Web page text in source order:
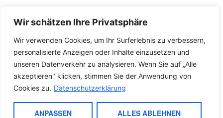
Wir schätzen Ihre Privatsphäre
Wir verwenden Cookies, um Ihr Surferlebnis zu verbessern,
personalisierte Anzeigen oder Inhalte einzusetzen und
unseren Datenverkehr zu analysieren. Wenn Sie auf „Alle
akzeptieren" klicken, stimmen Sie der Anwendung von
Cookies zu. Datenschutzerklärung
ANPASSEN ALLES ABLEHNEN